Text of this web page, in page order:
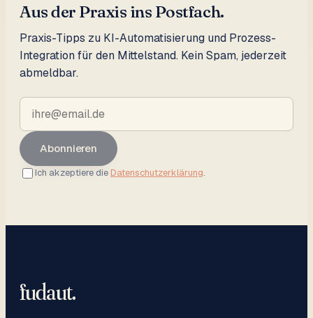
Aus der Praxis ins Postfach.
Praxis-Tipps zu KI-Automatisierung und Prozess-
Integration für den Mittelstand. Kein Spam, jederzeit
abmeldbar.
Abonnieren
Ich akzeptiere die Datenschutzerklärung.
fudaut.